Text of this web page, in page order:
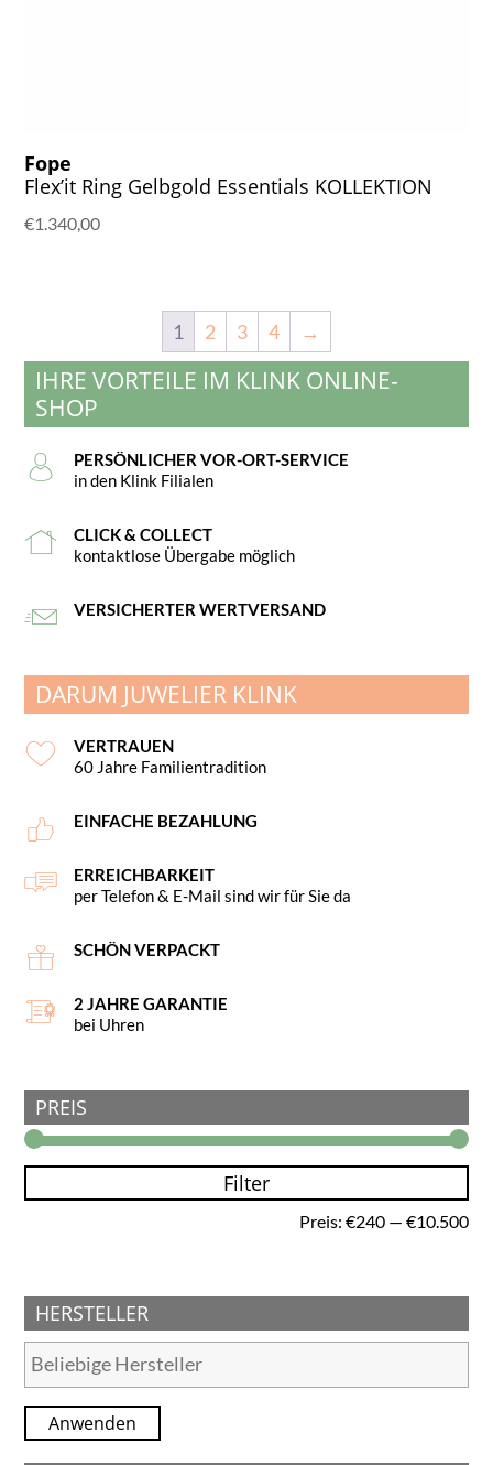
Fope
Flex’it Ring Gelbgold Essentials KOLLEKTION
€1.340,00
1 2 3 4 →
IHRE VORTEILE IM KLINK ONLINE-
SHOP
PERSÖNLICHER VOR-ORT-SERVICE
in den Klink Filialen
CLICK & COLLECT
kontaktlose Übergabe möglich
VERSICHERTER WERTVERSAND
DARUM JUWELIER KLINK
VERTRAUEN
60 Jahre Familientradition
EINFACHE BEZAHLUNG
ERREICHBARKEIT
per Telefon & E-Mail sind wir für Sie da
SCHÖN VERPACKT
2 JAHRE GARANTIE
bei Uhren
PREIS
Filter
Preis: €240— €10.500
HERSTELLER
Anwenden